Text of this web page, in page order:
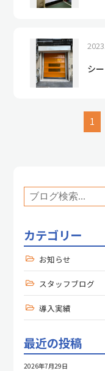
シ
1
カテゴリー
お知らせ
スタッフブログ
導入実績
最近の投稿
2026年7月29日